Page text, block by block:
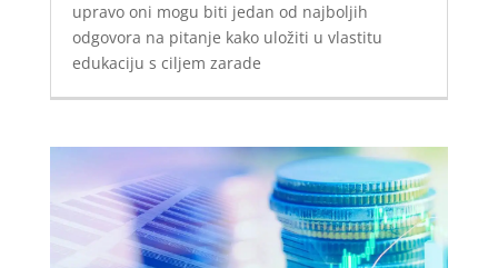
upravo oni mogu biti jedan od najboljih
odgovora na pitanje kako uložiti u vlastitu
edukaciju s ciljem zarade